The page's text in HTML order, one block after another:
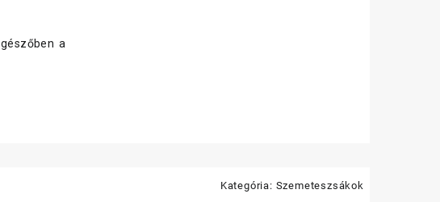
a
Kategória: Szemeteszsákok